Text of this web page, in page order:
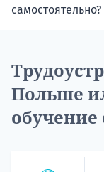
самостоятельно?
Польше
обучение